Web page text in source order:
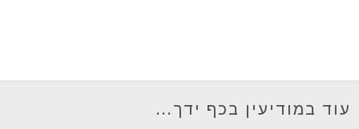
עוד במודיעין בכף ידך...